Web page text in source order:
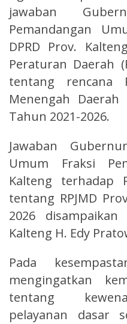
jawaban
Pemandangan
DPRD Prov.
Peraturan Daerah
tentang rencana
Menengah Daerah
Tahun 2021-2026.
Jawaban
Umum Fraksi
Kalteng terhadap
tentang RPJMD
2026
Kalteng H. Edy
Pada
mengingatkan
tentang
pelayanan dasar